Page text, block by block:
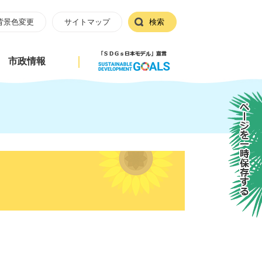
景色変更 サイトマップ 検索
市政情報
ページを一時保存する